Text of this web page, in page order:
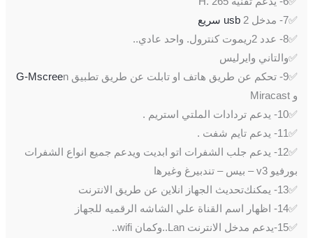
✅7- ﻣﺪﺧﻞ 2
usb ﺳﺮﻳﻊ
✅8- عدد 2ﺭﻳﻤﻮﺕ ﻛﻨﺘﺮﻭﻝ. واحد عادي..
✅والتاني وايرليس
✅9- ﺗﺤﻜﻢ ﻋﻦ ﻃﺮﻳﻖ ﻫﺎﺗﻒ ﺍﻭ ﺗﺎﺑﻠﺖ ﻋﻦ ﻃﺮﻳﻖ ﺗﻄﺒﻴﻖ
G-Mscreen
ﻭ Miracast
✅10- ﻳﺪﻋﻢ ﺗﺮﺩﺍﺩﺍﺕ ﺍﻟﻤﻠﺘﻲ ﺍﺳﺘﺮﻳﻢ .
✅11- ﻳﺪﻋﻢ ﺗﺎﻳﻢ ﺷﻔﺖ .
✅12- ﻳﺪﻋﻢ ﺟﻠﺐ ﺍﻟﺸﻔﺮﺍﺕ ﺍﺗﻮ ﺍﺑﺪﻳﺖ ﻭﻳﺪﻋﻢ ﺟﻤﻴﻊ ﺍﻧﻮﺍﻉ ﺍﻟﺸﻔﺮﺍﺕ
ﺑﻮﺭﻓﻴﻮ v3 – ﺑﻴﺲ – ﺗﻨﺪﺑﻴﺮﻍ ﻭﻏﻴﺮﻫا
✅13- يمكنكﺗﺤﺪﻳﺚ ﺍﻟﺠﻬﺎﺯ ﺍﻧﻼﻳﻦ ﻋﻦ ﻃﺮﻳﻖ ﺍﻻﻧﺘﺮﻧﺖ
✅14- ﺍﻇﻬﺎﺭ ﺍﺳﻢ ﺍﻟﻘﻨﺎﺓ ﻋﻠﻲ ﺍﻟﺸﺎﺷﻪ ﺍﻟﺮﻗﻤﻴﻪ ﻟﻠﺠﻬﺎﺯ
✅15-يدعم مدخل الانترنت Lan..وكمان wifi..